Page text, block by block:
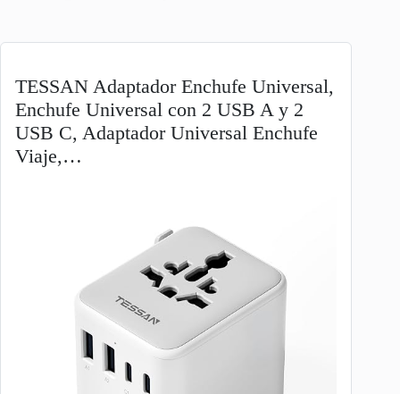
TESSAN Adaptador Enchufe Universal,
Enchufe Universal con 2 USB A y 2
USB C, Adaptador Universal Enchufe
Viaje,…